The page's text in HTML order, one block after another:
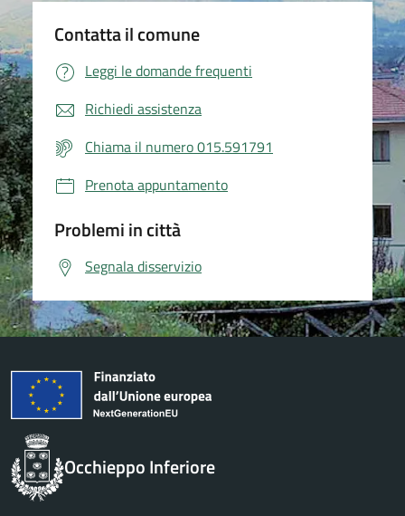
Contatta il comune
Leggi le domande frequenti
Richiedi assistenza
Chiama il numero 015.591791
Prenota appuntamento
Problemi in città
Segnala disservizio
Occhieppo Inferiore